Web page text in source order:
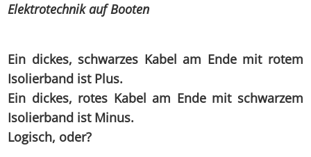
Elektrotechnik auf Booten
Ein dickes, schwarzes Kabel am Ende mit rotem
Isolierband ist Plus.
Ein dickes, rotes Kabel am Ende mit schwarzem
Isolierband ist Minus.
Logisch, oder?